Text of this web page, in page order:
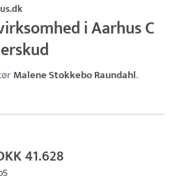
i Aarhus C
Malene Stokkebo Raundahl.
41.628